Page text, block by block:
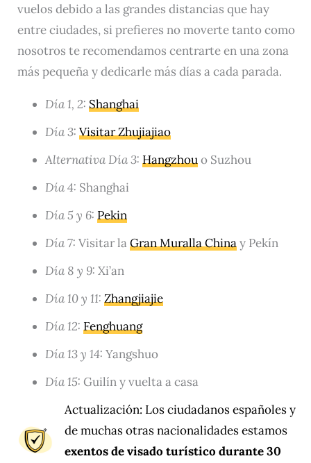
vuelos debido a las grandes distancias que hay
entre ciudades, si prefieres no moverte tanto como
nosotros te recomendamos centrarte en una zona
más pequeña y dedicarle más días a cada parada.
Día 1, 2: Shanghai
Día 3: Visitar Zhujiajiao
Alternativa Día 3: Hangzhouo Suzhou
Día 4: Shanghai
Día 5 y 6: Pekin
Día 7: Visitar laGran Muralla Chinay Pekín
Día 8 y 9: Xi’an
Día 10 y 11: Zhangjiajie
Día 12: Fenghuang
Día 13 y 14: Yangshuo
Día 15: Guilín y vuelta a casa
Actualización: Los ciudadanos españoles y
de muchas otras nacionalidades estamos
exentos de visado turístico durante 30